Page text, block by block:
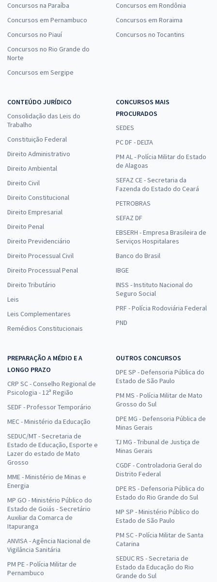
Concursos na Paraíba
Concursos em Pernambuco
Concursos no Piauí
Concursos no Rio Grande do
Norte
Concursos em Sergipe
Concursos em Rondônia
Concursos em Roraima
Concursos no Tocantins
CONTEÚDO JURÍDICO
Consolidação das Leis do
Trabalho
Constituição Federal
Direito Administrativo
Direito Ambiental
Direito Civil
Direito Constitucional
Direito Empresarial
Direito Penal
Direito Previdenciário
Direito Processual Civil
Direito Processual Penal
Direito Tributário
Leis
Leis Complementares
Remédios Constitucionais
CONCURSOS MAIS
PROCURADOS
SEDES
PC DF - DELTA
PM AL - Polícia Militar do Estado
de Alagoas
SEFAZ CE - Secretaria da
Fazenda do Estado do Ceará
PETROBRAS
SEFAZ DF
EBSERH - Empresa Brasileira de
Serviços Hospitalares
Banco do Brasil
IBGE
INSS - Instituto Nacional do
Seguro Social
PRF - Polícia Rodoviária Federal
PND
PREPARAÇÃO A MÉDIO E A
LONGO PRAZO
CRP SC - Conselho Regional de
Psicologia - 12ª Região
SEDF - Professor Temporário
MEC - Ministério da Educação
SEDUC/MT - Secretaria de
Estado de Educação, Esporte e
Lazer do estado de Mato
Grosso
MME - Ministério de Minas e
Energia
MP GO - Ministério Público do
Estado de Goiás - Secretário
Auxiliar da Comarca de
Itapuranga
ANVISA - Agência Nacional de
Vigilância Sanitária
PM PE - Polícia Militar de
Pernambuco
OUTROS CONCURSOS
DPE SP - Defensoria Pública do
Estado de São Paulo
PM MS - Polícia Militar de Mato
Grosso do Sul
DPE MG - Defensoria Pública de
Minas Gerais
TJ MG - Tribunal de Justiça de
Minas Gerais
CGDF - Controladoria Geral do
Distrito Federal
DPE RS - Defensoria Pública do
Estado do Rio Grande do Sul
MP SP - Ministério Público do
Estado de São Paulo
PM SC - Polícia Militar de Santa
Catarina
SEDUC RS - Secretaria de
Estado da Educação do Rio
Grande do Sul